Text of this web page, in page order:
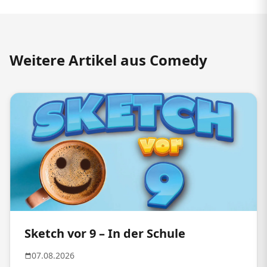
Weitere Artikel aus Comedy
Sketch vor 9 – In der Schule
07.08.2026